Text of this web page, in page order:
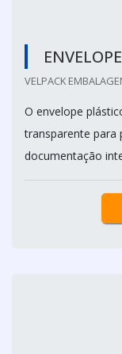
VELPACK
O envelope
transparente para
documentação